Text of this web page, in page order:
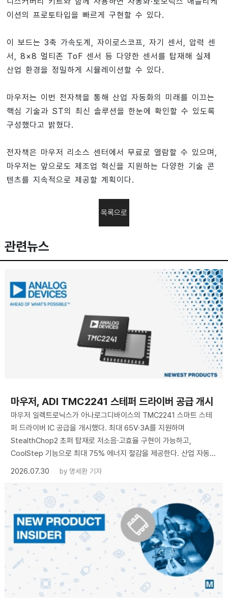
이션의 프로토타입을 빠르게 구현할 수 있다.
이 보드는 3축 가속도계, 자이로스코프, 자기 센서, 압력 센
서, 8×8 멀티존 ToF 센서 등 다양한 센서를 탑재해 실제
산업 환경을 정밀하게 시뮬레이션할 수 있다.
마우저는 이번 전자책을 통해 산업 자동화의 미래를 이끄는
핵심 기술과 ST의 최신 솔루션을 한눈에 확인할 수 있도록
구성했다고 밝혔다.
전자책은 마우저 리소스 센터에서 무료로 열람할 수 있으며,
마우저는 앞으로도 제조업 혁신을 지원하는 다양한 기술 콘
텐츠를 지속적으로 제공할 계획이다.
목록으로
관련뉴스
마우저, ADI TMC2241 스테퍼 드라이버 공급 개시
마우저 일렉트로닉스가 아나로그디바이스의 TMC2241 스마트 스테
퍼 드라이버 IC 공급을 개시했다. 최대 65V·3A를 지원하며
StealthChop2 초퍼 탑재로 저소음·고효율 구현이 가능하고,
CoolStep 기능으로 최대 75% 에너지 절감을 제공한다. 산업 자동...
2026.07.30
by 명세환 기자